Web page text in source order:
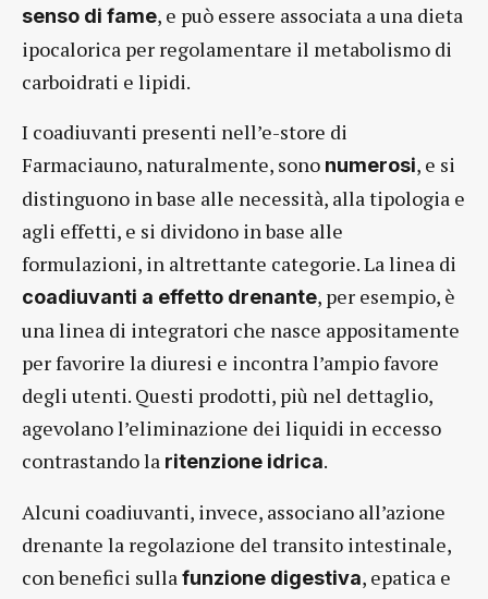
senso di fame, e può essere associata a una dieta
ipocalorica per regolamentare il metabolismo di
carboidrati e lipidi.
I coadiuvanti presenti nell’e-store di
Farmaciauno, naturalmente, sono numerosi, e si
distinguono in base alle necessità, alla tipologia e
agli effetti, e si dividono in base alle
formulazioni, in altrettante categorie. La linea di
coadiuvanti a effetto drenante, per esempio, è
una linea di integratori che nasce appositamente
per favorire la diuresi e incontra l’ampio favore
degli utenti. Questi prodotti, più nel dettaglio,
agevolano l’eliminazione dei liquidi in eccesso
contrastando la ritenzione idrica.
Alcuni coadiuvanti, invece, associano all’azione
drenante la regolazione del transito intestinale,
con benefici sullafunzione digestiva, epatica e